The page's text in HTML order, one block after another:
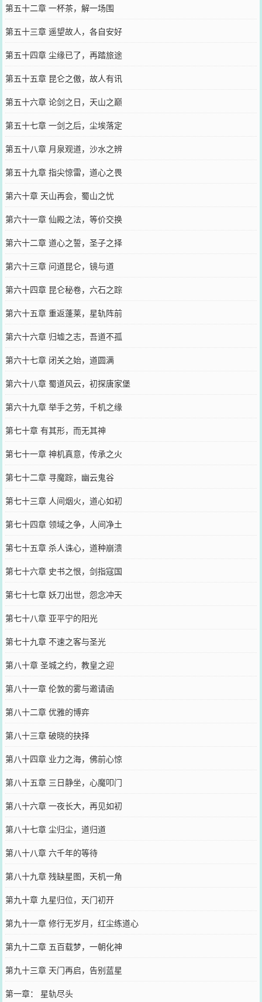
第五十二章 一杯茶，解一场围
第五十三章 遥望故人，各自安好
第五十四章 尘缘已了，再踏旅途
第五十五章 昆仑之傲，故人有讯
第五十六章 论剑之日，天山之巅
第五十七章 一剑之后，尘埃落定
第五十八章 月泉观道，沙水之辨
第五十九章 指尖惊雷，道心之畏
第六十章 天山再会，蜀山之忧
第六十一章 仙殿之法，等价交换
第六十二章 道心之誓，圣子之择
第六十三章 问道昆仑，镜与道
第六十四章 昆仑秘卷，六石之踪
第六十五章 重返蓬莱，星轨阵前
第六十六章 归墟之志，吾道不孤
第六十七章 闭关之始，道圆满
第六十八章 蜀道风云，初探唐家堡
第六十九章 举手之劳，千机之缘
第七十章 有其形，而无其神
第七十一章 神机真意，传承之火
第七十二章 寻魔踪，幽云鬼谷
第七十三章 人间烟火，道心如初
第七十四章 领域之争，人间净土
第七十五章 杀人诛心，道种崩溃
第七十六章 史书之恨，剑指寇国
第七十七章 妖刀出世，怨念冲天
第七十八章 亚平宁的阳光
第七十九章 不速之客与圣光
第八十章 圣城之约，教皇之迎
第八十一章 伦敦的雾与邀请函
第八十二章 优雅的博弈
第八十三章 破晓的抉择
第八十四章 业力之海，佛前心惊
第八十五章 三日静坐，心魔叩门
第八十六章 一夜长大，再见如初
第八十七章 尘归尘，道归道
第八十八章 六千年的等待
第八十九章 残缺星图，天机一角
第九十章 九星归位，天门初开
第九十一章 修行无岁月，红尘练道心
第九十二章 五百载梦，一朝化神
第九十三章 天门再启，告别蓝星
第一章： 星轨尽头